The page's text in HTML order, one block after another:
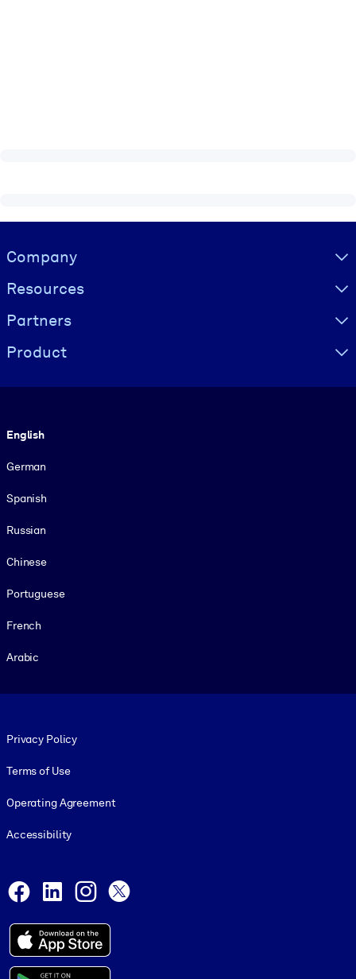
Visually hidden Text
Company
Resources
Partners
Product
English
German
Spanish
Russian
Chinese
Portuguese
French
Arabic
Privacy Policy
Terms of Use
Operating Agreement
Accessibility
Facebook
LinkedInInstagram